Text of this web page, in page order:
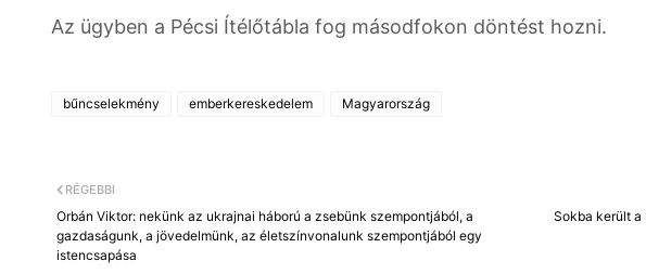
Az ügyben a Pécsi Ítélőtábla fog másodfokon döntést hozni.
bűncselekmény emberkereskedelem Magyarország
Sokba került a
RÉGEBBI
Orbán Viktor: nekünk az ukrajnai háború a zsebünk szempontjából, a
gazdaságunk, a jövedelmünk, az életszínvonalunk szempontjából egy
istencsapása